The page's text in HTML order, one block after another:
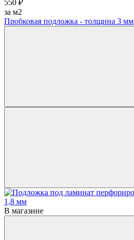
550 ₽
за м2
Пробковая подложка - толщина 3 мм
В магазине